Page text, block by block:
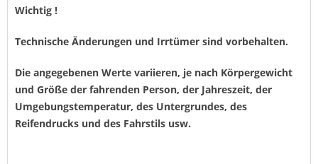
Wichtig !
Technische Änderungen und Irrtümer sind vorbehalten.
Die angegebenen Werte variieren, je nach Körpergewicht
und Größe der fahrenden Person, der Jahreszeit, der
Umgebungstemperatur, des Untergrundes, des
Reifendrucks und des Fahrstils usw.